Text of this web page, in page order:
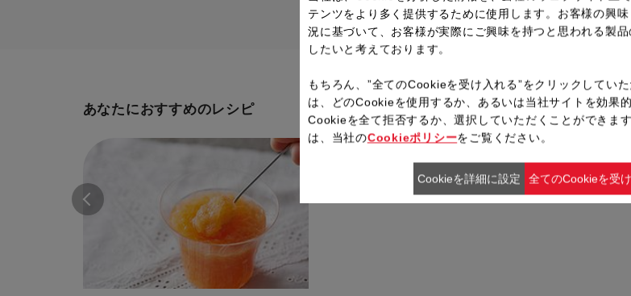
あなたにおすすめのレシピ
テンツをより多く提供するために使用します。お客様の興
況に基づいて、お客様が実際にご興味を持つと思われる製
したいと考えております。
もちろん、”全てのCookieを受け入れる”をクリックしてい
は、どのCookieを使用するか、あるいは当社サイトを効果
Cookieを全て拒否するか、選択していただくことができま
は、当社のCookieポリシーをご覧ください。
Cookieを詳細に設定 全てのCookieを受